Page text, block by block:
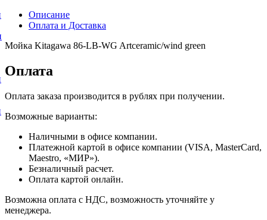
Описание
Оплата и Доставка
Мойка Kitagawa 86-LB-WG Artceramic/wind green
Оплата
Оплата заказа производится в рублях при получении.
Возможные варианты:
Наличными в офисе компании.
Платежной картой в офисе компании (VISA, MasterCard,
Maestro, «МИР»).
Безналичный расчет.
Оплата картой онлайн.
Возможна оплата с НДС, возможность уточняйте у
менеджера.